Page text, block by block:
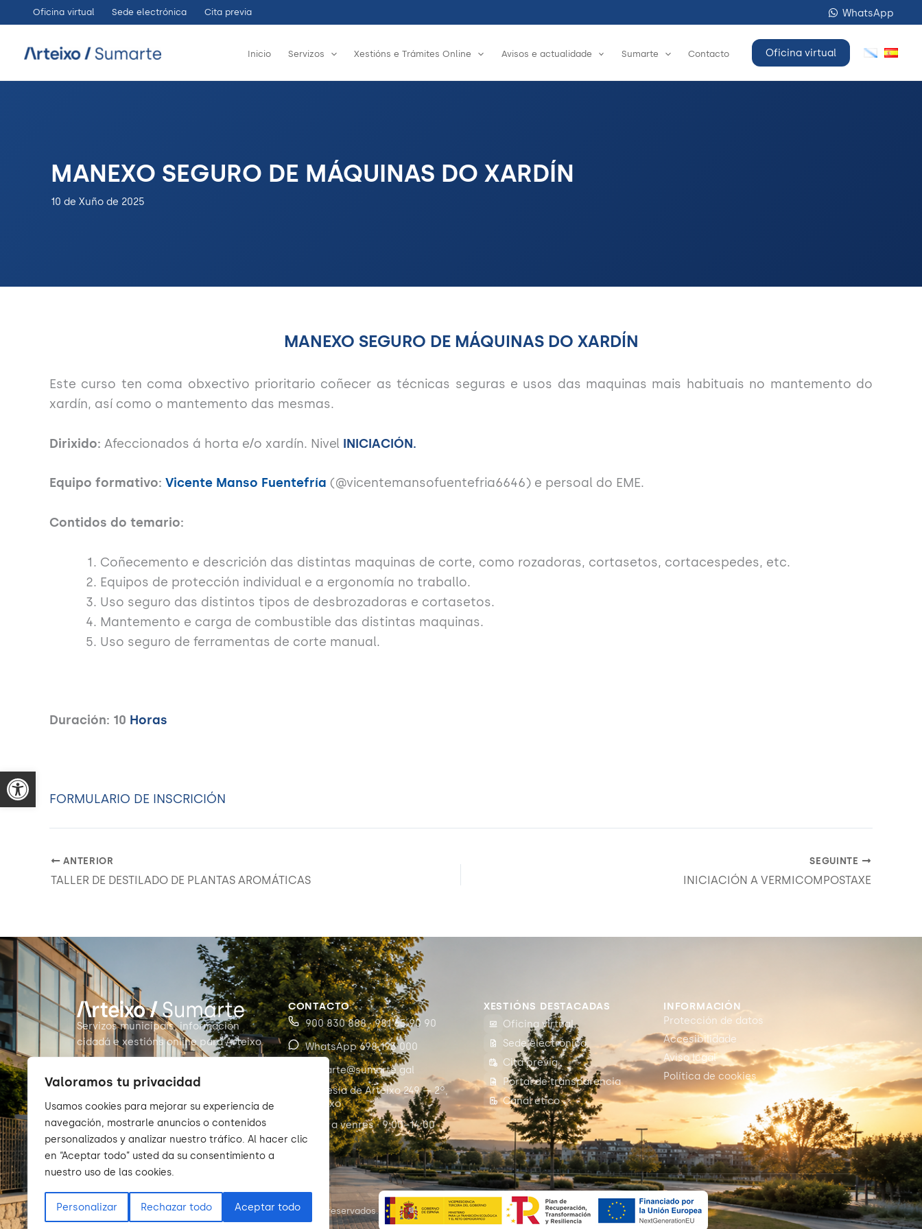
Valoramos tu privacidad
Usamos cookies para mejorar su experiencia de
navegación, mostrarle anuncios o contenidos
personalizados y analizar nuestro tráfico. Al hacer clic
en “Aceptar todo” usted da su consentimiento a
nuestro uso de las cookies.
Personalizar Rechazar todo Aceptar todo
ao
contido
Oficina virtual Sede electrónica Cita previa WhatsApp
Inicio Servizos Xestións e Trámites Online Avisos e actualidade Sumarte Contacto Oficina virtual
MANEXO SEGURO DE MÁQUINAS DO XARDÍN
10 de Xuño de 2025
MANEXO SEGURO DE MÁQUINAS DO XARDÍN
Este curso ten coma obxectivo prioritario coñecer as técnicas seguras e usos das maquinas mais habituais no mantemento do
xardín, así como o mantemento das mesmas.
Dirixido: Afeccionados á horta e/o xardín. Nivel INICIACIÓN.
Equipo formativo: Vicente Manso Fuentefría (@vicentemansofuentefria6646) e persoal do EME.
Contidos do temario:
Coñecemento e descrición das distintas maquinas de corte, como rozadoras, cortasetos, cortacespedes, etc.
Equipos de protección individual e a ergonomía no traballo.
Uso seguro das distintos tipos de desbrozadoras e cortasetos.
Mantemento e carga de combustible das distintas maquinas.
Uso seguro de ferramentas de corte manual.
Duración: 10 Horas
FORMULARIO DE INSCRICIÓN
ANTERIOR
TALLER DE DESTILADO DE PLANTAS AROMÁTICAS
SEGUINTE
INICIACIÓN A VERMICOMPOSTAXE
Servizos municipais, información
cidadá e xestións online para Arteixo.
CONTACTO
900 830 888 · 981 65 90 90
WhatsApp 698 193 000
sumarte@sumarte.gal
Travesía de Arteixo 249 — 2º,
Arteixo
Luns a venres · 9:00–14:00
XESTIÓNS DESTACADAS
Oficina virtual
Sede electrónica
Cita previa
Portal de transparencia
Canal ético
INFORMACIÓN
Protección de datos
Accesibilidade
Aviso legal
Política de cookies
© 2026 Sumarte — Concello de Arteixo. Todos os dereitos reservados.